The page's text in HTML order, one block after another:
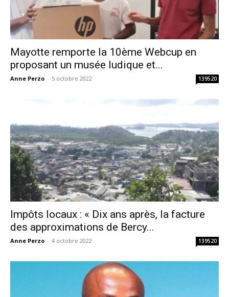
Mayotte remporte la 10ème Webcup en
proposant un musée ludique et...
Anne Perzo - 5 octobre 2022 139520
Impôts locaux : « Dix ans après, la facture
des approximations de Bercy...
Anne Perzo - 4 octobre 2022 139520